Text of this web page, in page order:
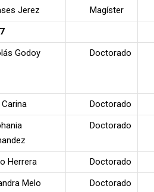
Jerez
Magíster
Godoy
Doctorado
Carina
Doctorado
Doctorado
Herrera
Doctorado
Melo
Doctorado